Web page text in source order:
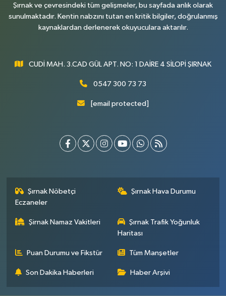
Şırnak ve çevresindeki tüm gelişmeler, bu sayfada anlık olarak
sunulmaktadır. Kentin nabzını tutan en kritik bilgiler, doğrulanmış
kaynaklardan derlenerek okuyuculara aktarılır.
CUDİ MAH. 3.CAD GÜL APT. NO: 1 DAİRE 4 SİLOPİ ŞIRNAK
0547 300 73 73
[email protected]
Şırnak Nöbetçi
Eczaneler
Şırnak Hava Durumu
Şirnak Namaz Vakitleri
Şırnak Trafik Yoğunluk
Haritası
Puan Durumu ve Fikstür Tüm Manşetler
Son Dakika Haberleri Haber Arşivi